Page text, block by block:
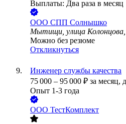
Выплаты: Два раза в месяц
ООО СПП Солнышко
Мытищи, улица Колонцова,
Можно без резюме
Откликнуться
Инженер службы качества
75 000 – 95 000 ₽ за месяц,
Опыт 1-3 года
ООО ТестКомплект